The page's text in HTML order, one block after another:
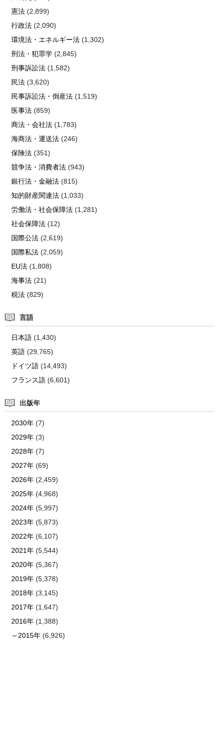
憲法(2,899)
行政法(2,090)
環境法・エネルギー法(1,302)
刑法・犯罪学(2,845)
刑事訴訟法(1,582)
民法(3,620)
民事訴訟法・倒産法(1,519)
医事法(859)
商法・会社法(1,783)
海商法・運送法(246)
保険法(351)
競争法・消費者法(943)
銀行法・金融法(815)
知的財産関連法(1,033)
労働法・社会保障法(1,281)
社会保障法(12)
国際公法(2,619)
国際私法(2,059)
EU法(1,808)
海事法(21)
税法(829)
言語
日本語(1,430)
英語(29,765)
ドイツ語(14,493)
フランス語(6,601)
出版年
2030年(7)
2029年(3)
2028年(7)
2027年(69)
2026年(2,459)
2025年(4,968)
2024年(5,997)
2023年(5,873)
2022年(6,107)
2021年(5,544)
2020年(5,367)
2019年(5,378)
2018年(3,145)
2017年(1,647)
2016年(1,388)
～2015年(6,926)